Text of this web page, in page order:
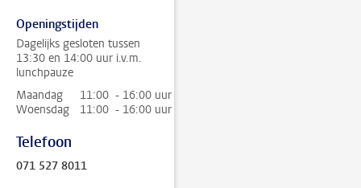
Openingstijden
Dagelijks gesloten tussen
13:30 en 14:00 uur i.v.m.
lunchpauze
Maandag
11:00 - 16:00 uur
Woensdag
11:00 - 16:00 uur
Telefoon
071 527 8011